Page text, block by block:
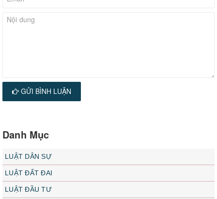
GỬI BÌNH LUẬN
Danh Mục
LUẬT DÂN SỰ
LUẬT ĐẤT ĐAI
LUẬT ĐẦU TƯ